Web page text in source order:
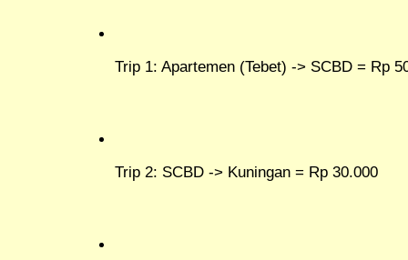
Trip 1: Apartemen (Tebet) -> SCBD = Rp
Trip 2: SCBD -> Kuningan = Rp 30.000